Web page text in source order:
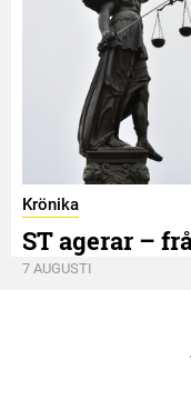
Krönika
ST agerar –
7 AUGUSTI